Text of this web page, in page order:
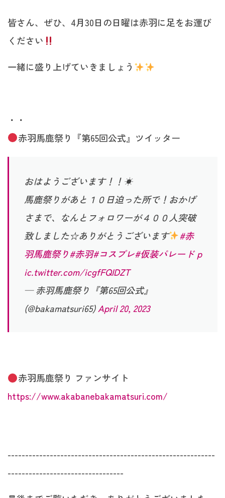
皆さん、ぜひ、4月30日の日曜は赤羽に足をお運び
ください
一緒に盛り上げていきましょう
・・
赤羽馬鹿祭り『第65回公式』ツイッター
おはようございます！！☀
馬鹿祭りがあと１０日迫った所で！おかげ
さまで、なんとフォロワーが４００人突破
致しました☆ありがとうございます
#赤
羽馬鹿祭り#赤羽#コスプレ#仮装パレード p
ic.twitter.com/icgfFQIDZT
— 赤羽馬鹿祭り『第65回公式』
(@bakamatsuri65)April 20, 2023
赤羽馬鹿祭り ファンサイト
https://www.akabanebakamatsuri.com/
-----------------------------------------------------------
---------------------------------